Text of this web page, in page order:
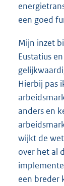
een goed
Mijn inzet
Eustatius
Hierbij pas
anders en
wijkt de
over het al
een breder